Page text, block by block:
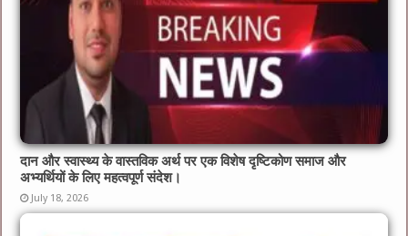
दान और स्वास्थ्य के वास्तविक अर्थ पर एक विशेष दृष्टिकोण समाज और
अभ्यर्थियों के लिए महत्वपूर्ण संदेश।
July 18, 2026